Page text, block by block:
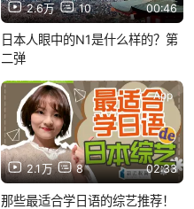
2.6万 10 00:46
日本人眼中的N1是什么样的？第
二弹
2.1万 8 02:33
App
那些最适合学日语的综艺推荐！